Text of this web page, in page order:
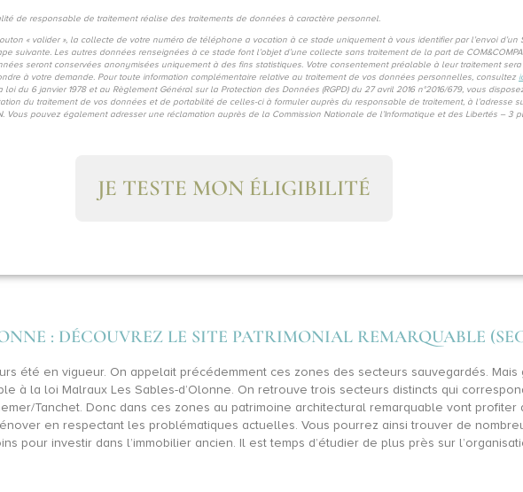
de responsable de traitement réalise des traitements de données à caractère personnel.
« valider », la collecte de votre numéro de téléphone a vocation à ce stade uniquement à vous identifier par l’envoi d’un
suivante. Les autres données renseignées à ce stade font l’objet d’une collecte sans traitement de la part de
seront conservées anonymisées uniquement à des fins statistiques. Votre consentement préalable à leur traitement
à votre demande. Pour toute information complémentaire relative au traitement de vos données personnelles, consultez
du 6 janvier 1978 et au Règlement Général sur la Protection des Données (RGPD) du 27 avril 2016 n°2016/679, vous
du traitement de vos données et de portabilité de celles-ci à formuler auprès du responsable de traitement, à l’adresse
Vous pouvez également adresser une réclamation auprès de la Commission Nationale de l’Informatique et des Libertés – 3
JE TESTE MON ÉLIGIBILITÉ
: DÉCOUVREZ LE SITE PATRIMONIAL REMARQUABLE
été en vigueur. On appelait précédemment ces zones des secteurs sauvegardés. Mais
à la loi Malraux Les Sables-d’Olonne. On retrouve trois secteurs distincts qui
Tanchet. Donc dans ces zones au patrimoine architectural remarquable vont profiter
en respectant les problématiques actuelles. Vous pourrez ainsi trouver de
pour investir dans l’immobilier ancien. Il est temps d’étudier de plus près sur